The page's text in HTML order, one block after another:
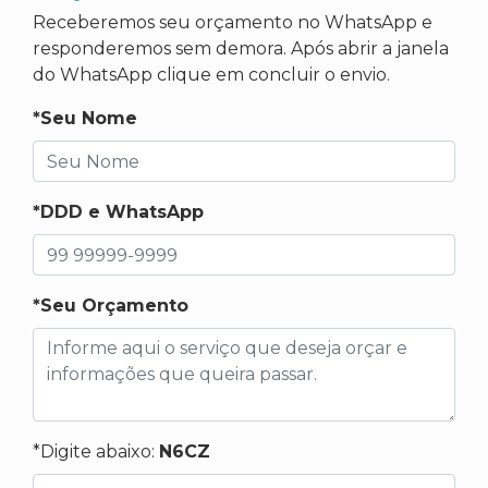
Receberemos seu orçamento no WhatsApp e
responderemos sem demora. Após abrir a janela
do WhatsApp clique em concluir o envio.
*Seu Nome
*DDD e WhatsApp
*Seu Orçamento
*Digite abaixo: N6CZ